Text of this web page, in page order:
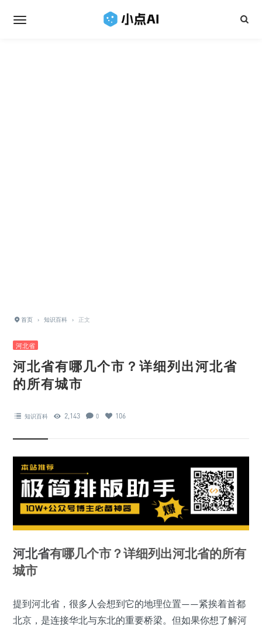
首页 › 知识百科 › 正文
河北省
河北省有哪几个市？详细列出河北省
的所有城市
知识百科 2,143 0 106
河北省有哪几个市？详细列出河北省的所有
城市
提到河北省，很多人会想到它的地理位置——紧挨着首都
北京，是连接华北与东北的重要桥梁。但如果你想了解河